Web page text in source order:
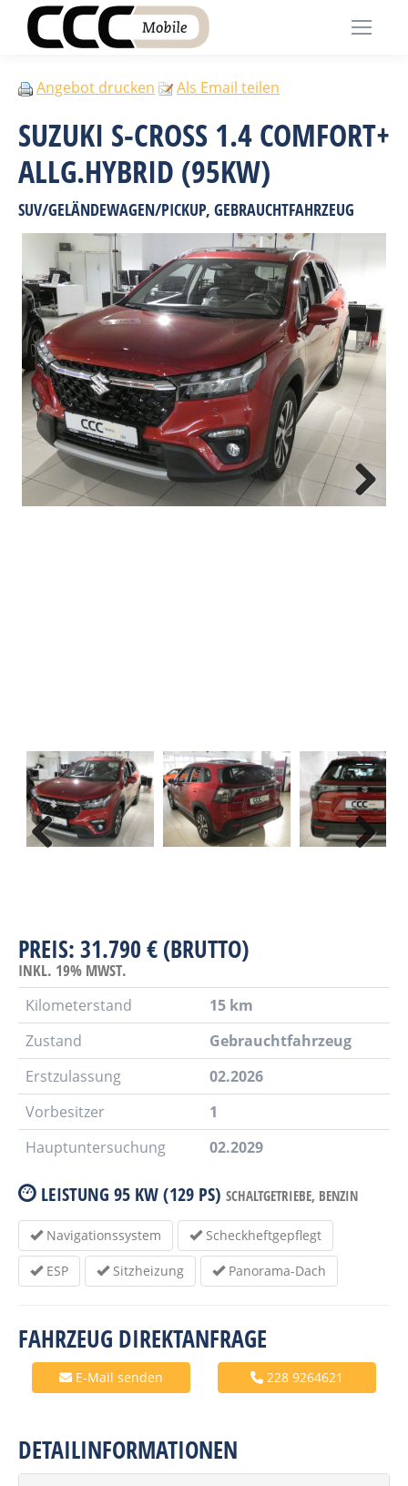
Angebot drucken Als Email teilen
SUZUKI S-CROSS 1.4 COMFORT+
ALLG.HYBRID (95KW)
SUV/GELÄNDEWAGEN/PICKUP, GEBRAUCHTFAHRZEUG
PREIS: 31.790 € (BRUTTO)
INKL. 19% MWST.
Kilometerstand
15 km
Zustand
Gebrauchtfahrzeug
Erstzulassung
02.2026
Vorbesitzer
1
Hauptuntersuchung
02.2029
LEISTUNG 95 KW (129 PS) SCHALTGETRIEBE, BENZIN
Navigationssystem Scheckheftgepflegt
ESP Sitzheizung Panorama-Dach
FAHRZEUG DIREKTANFRAGE
E-Mail senden 228 9264621
DETAILINFORMATIONEN